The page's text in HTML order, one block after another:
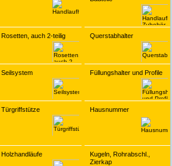
Rosetten, auch 2-teilig Querstabhalter
Seilsystem Füllungshalter und Profile
Türgriffstütze Hausnummer
Holzhandläufe
Kugeln, Rohrabschl.,
Zierkap